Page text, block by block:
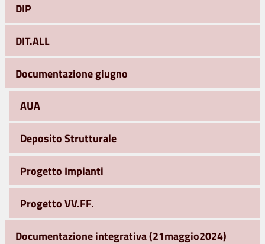
DIP
DIT.ALL
Documentazione giugno
AUA
Deposito Strutturale
Progetto Impianti
Progetto VV.FF.
Documentazione integrativa (21maggio2024)